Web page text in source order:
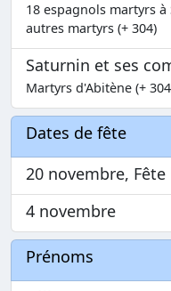
18 espagnols martyrs
autres martyrs (+ 304)
Saturnin et ses
Martyrs d'Abitène (+
Dates de fête
20 novembre, Fête
4 novembre
Prénoms